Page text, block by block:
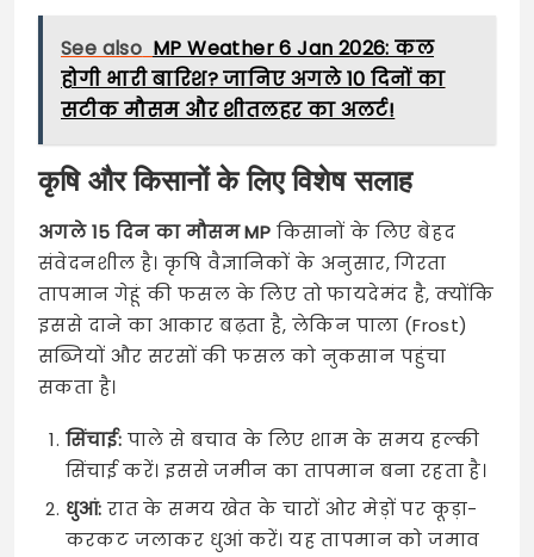
See also MP Weather 6 Jan 2026: कल
होगी भारी बारिश? जानिए अगले 10 दिनों का
सटीक मौसम और शीतलहर का अलर्ट!
कृषि और किसानों के लिए विशेष सलाह
अगले 15 दिन का मौसम MP किसानों के लिए बेहद
संवेदनशील है। कृषि वैज्ञानिकों के अनुसार, गिरता
तापमान गेहूं की फसल के लिए तो फायदेमंद है, क्योंकि
इससे दाने का आकार बढ़ता है, लेकिन पाला (Frost)
सब्जियों और सरसों की फसल को नुकसान पहुंचा
सकता है।
सिंचाई: पाले से बचाव के लिए शाम के समय हल्की
सिंचाई करें। इससे जमीन का तापमान बना रहता है।
धुआं: रात के समय खेत के चारों ओर मेड़ों पर कूड़ा-
करकट जलाकर धुआं करें। यह तापमान को जमाव